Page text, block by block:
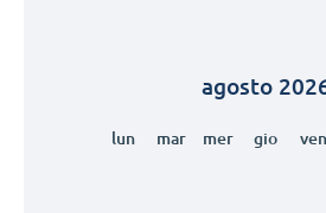
agosto
lun mar mer gio ven